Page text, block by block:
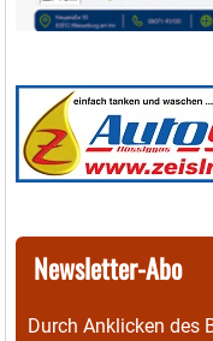
Newsletter-Abo
Durch Anklicken des